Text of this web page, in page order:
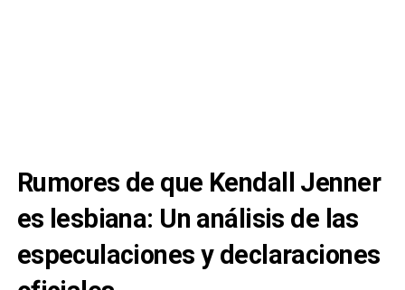
Rumores de que Kendall Jenner
es lesbiana: Un análisis de las
especulaciones y declaraciones